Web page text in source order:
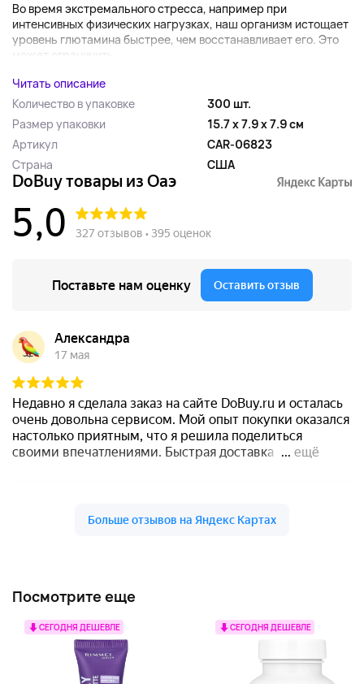
Во время экстремального стресса, например при
интенсивных физических нагрузках, наш организм истощает
уровень глютамина быстрее, чем восстанавливает его. Это
может ограничить...
Читать описание
Количество в упаковке
300 шт.
Размер упаковки
15.7 x 7.9 x 7.9 см
Артикул
CAR-06823
Страна
США
Посмотрите еще
СЕГОДНЯ ДЕШЕВЛЕ СЕГОДНЯ ДЕШЕВЛЕ